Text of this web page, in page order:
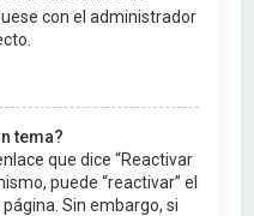
con el administrador
tema?
que dice “Reactivar
puede “reactivar” el
Sin embargo, si